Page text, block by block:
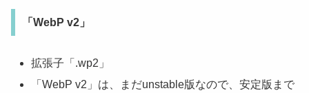
「WebP v2」
拡張子「.wp2」
「WebP v2」は、まだunstable版なので、安定版まで